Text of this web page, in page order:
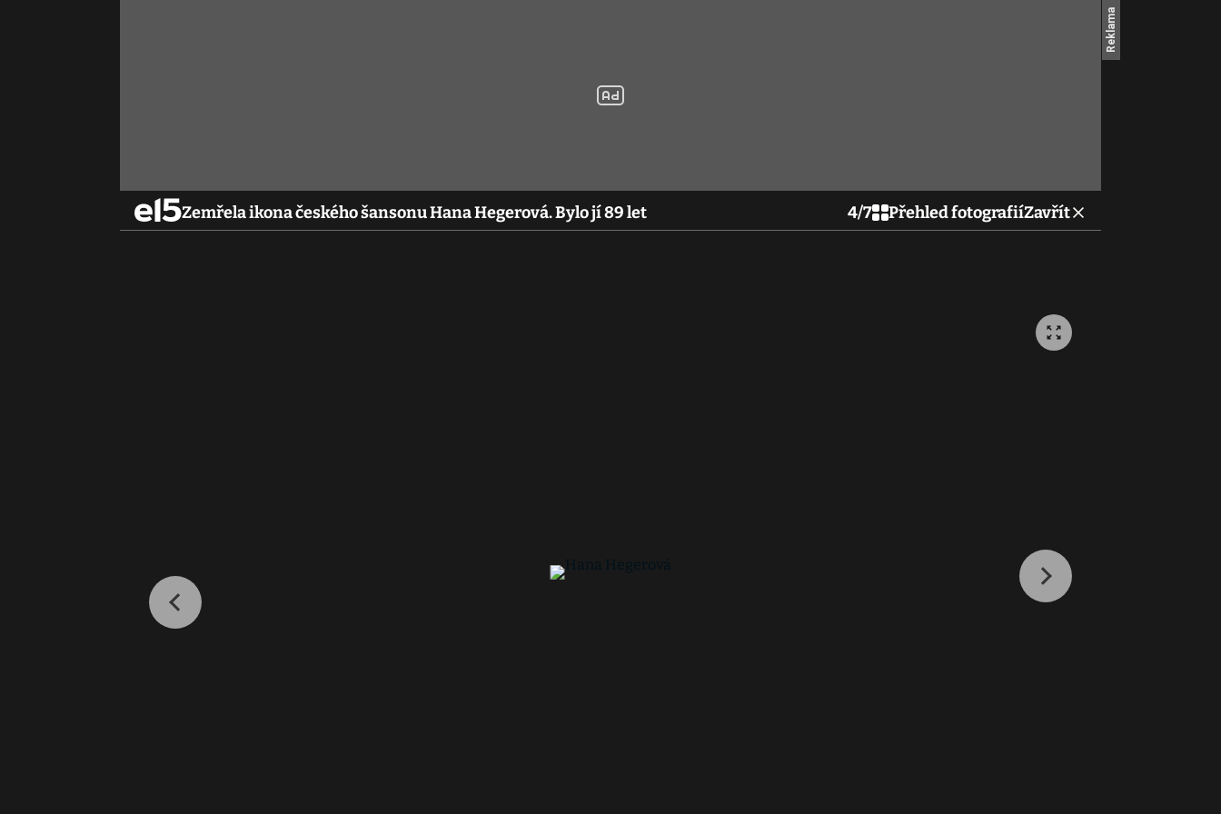
Zemřela ikona českého šansonu Hana Hegerová. Bylo jí 89 let 4/7 Přehled fotografiíZavřít